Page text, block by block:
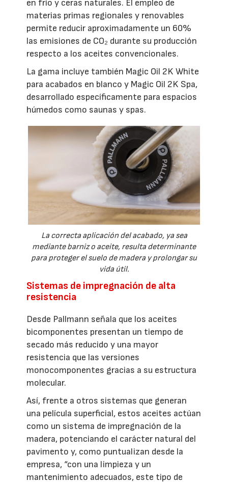
en frío y ceras naturales. El empleo de
materias primas regionales y renovables
permite reducir aproximadamente un 60%
las emisiones de CO₂ durante su producción
respecto a los aceites convencionales.
La gama incluye también Magic Oil 2K White
para acabados en blanco y Magic Oil 2K Spa,
desarrollado específicamente para espacios
húmedos como saunas y spas.
La correcta aplicación del acabado, ya sea
mediante barniz o aceite, resulta determinante
para proteger el suelo de madera y prolongar su
vida útil.
Sistemas de impregnación de alta
resistencia
Desde Pallmann señala que los aceites
bicomponentes presentan un tiempo de
secado más reducido y una mayor
resistencia que las versiones
monocomponentes gracias a su estructura
molecular.
Así, frente a otros sistemas que generan
una película superficial, estos aceites actúan
como un sistema de impregnación de la
madera, potenciando el carácter natural del
pavimento y, como puntualizan desde la
empresa, “con una limpieza y un
mantenimiento adecuados, este tipo de